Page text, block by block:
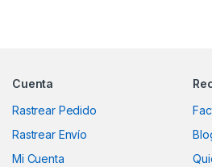
Cuenta
Rastrear Pedido
Rastrear Envío
Mi Cuenta